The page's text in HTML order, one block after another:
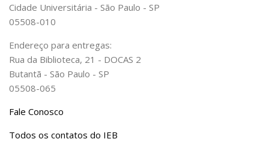
Contact US
Cidade Universitária - São Paulo - SP
05508-010
Endereço para entregas:
Rua da Biblioteca, 21 - DOCAS 2
Butantã - São Paulo - SP
05508-065
Fale Conosco
Todos os contatos do IEB